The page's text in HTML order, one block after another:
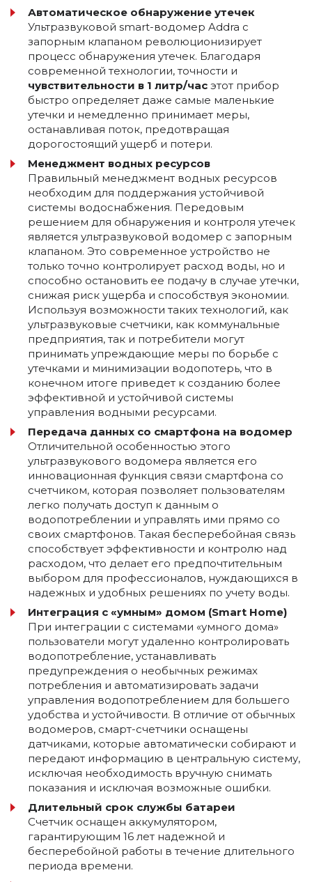
Автоматическое обнаружение утечек
Ультразвуковой smart-водомер Addra с
запорным клапаном революционизирует
процесс обнаружения утечек. Благодаря
современной технологии, точности и
чувствительности в 1 литр/час этот прибор
быстро определяет даже самые маленькие
утечки и немедленно принимает меры,
останавливая поток, предотвращая
дорогостоящий ущерб и потери.
Менеджмент водных ресурсов
Правильный менеджмент водных ресурсов
необходим для поддержания устойчивой
системы водоснабжения. Передовым
решением для обнаружения и контроля утечек
является ультразвуковой водомер с запорным
клапаном. Это современное устройство не
только точно контролирует расход воды, но и
способно остановить ее подачу в случае утечки,
снижая риск ущерба и способствуя экономии.
Используя возможности таких технологий, как
ультразвуковые счетчики, как коммунальные
предприятия, так и потребители могут
принимать упреждающие меры по борьбе с
утечками и минимизации водопотерь, что в
конечном итоге приведет к созданию более
эффективной и устойчивой системы
управления водными ресурсами.
Передача данных со смартфона на водомер
Отличительной особенностью этого
ультразвукового водомера является его
инновационная функция связи смартфона со
счетчиком, которая позволяет пользователям
легко получать доступ к данным о
водопотреблении и управлять ими прямо со
своих смартфонов. Такая бесперебойная связь
способствует эффективности и контролю над
расходом, что делает его предпочтительным
выбором для профессионалов, нуждающихся в
надежных и удобных решениях по учету воды.
Интеграция с «умным» домом (Smart Home)
При интеграции с системами «умного дома»
пользователи могут удаленно контролировать
водопотребление, устанавливать
предупреждения о необычных режимах
потребления и автоматизировать задачи
управления водопотреблением для большего
удобства и устойчивости. В отличие от обычных
водомеров, смарт-счетчики оснащены
датчиками, которые автоматически собирают и
передают информацию в центральную систему,
исключая необходимость вручную снимать
показания и исключая возможные ошибки.
Длительный срок службы батареи
Счетчик оснащен аккумулятором,
гарантирующим 16 лет надежной и
бесперебойной работы в течение длительного
периода времени.